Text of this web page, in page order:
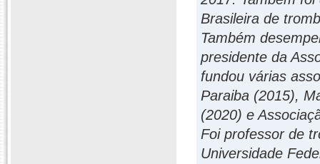
Brasileira de
Também
presidente da
fundou várias
Paraiba (2015),
(2020) e
Foi professor de
Universidade